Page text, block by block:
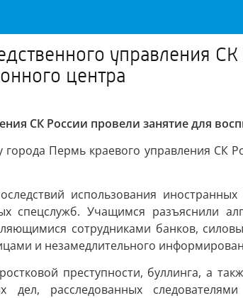
управления
центра
СК России провели занятие для
города Пермь краевого управления
использования
Учащимся разъяснили
сотрудниками банков,
и незамедлительного
преступности, буллинга, а
расследованных